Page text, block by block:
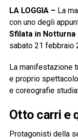
LA LOGGIA – La
con uno degli
Sfilata in
sabato 21 febbraio
La manifestazione
e proprio
e coreografie
Otto carri e
Protagonisti della